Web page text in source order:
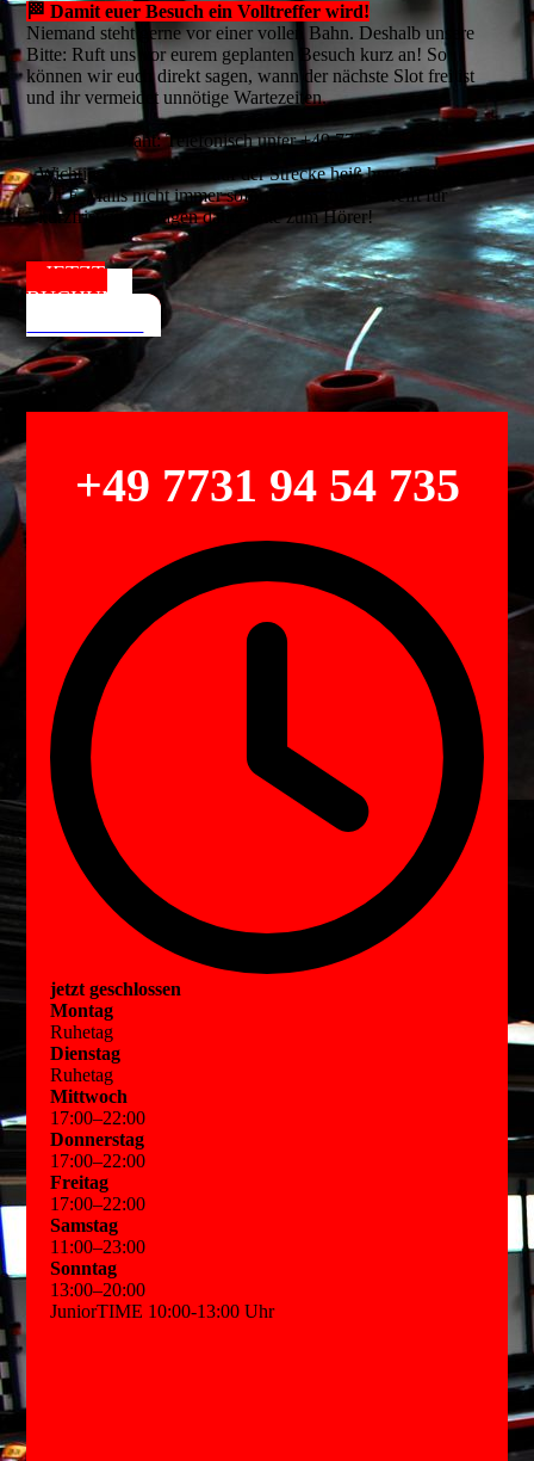
🏁 Damit euer Besuch ein Volltreffer wird!
Niemand steht gerne vor einer vollen Bahn. Deshalb unsere
Bitte: Ruft uns vor eurem geplanten Besuch kurz an! So
können wir euch direkt sagen, wann der nächste Slot frei ist
und ihr vermeidet unnötige Wartezeiten.
Schneller Draht: Telefonisch unter +49 7731 9454735
Wichtig: Da es bei uns auf der Strecke heiß hergeht, können
wir E-Mails nicht immer sofort beantworten. Greift für
kurzfristige Anfragen daher bitte zum Hörer!
JETZT
BUCHUNG
+49 7731 94 54 735
jetzt geschlossen
Montag
Ruhetag
Dienstag
Ruhetag
Mittwoch
17:00–22:00
Donnerstag
17:00–22:00
Freitag
17:00–22:00
Samstag
11 :00–23:00
Sonntag
13:00–20:00
JuniorTIME 10:00-13:00 Uhr